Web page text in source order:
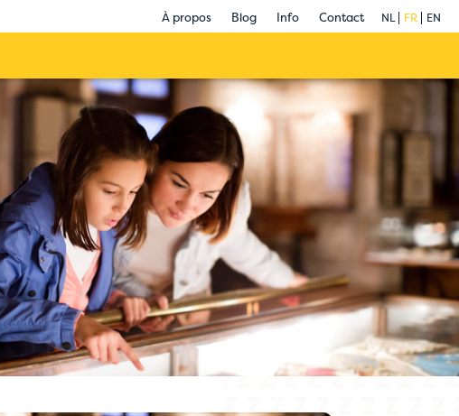
NL FR EN
À propos Blog Info Contact